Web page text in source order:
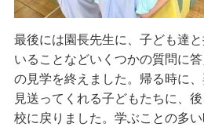
最後には園長先生に、子ども達
いることなどいくつかの質問に
の見学を終えました。帰る時に
見送ってくれる子どもたちに、
校に戻りました。学ぶことの多